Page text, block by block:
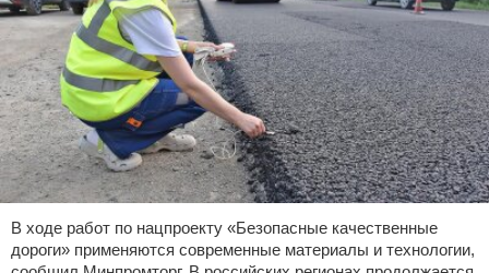
В ходе работ по нацпроекту «Безопасные качественные
дороги» применяются современные материалы и технологии,